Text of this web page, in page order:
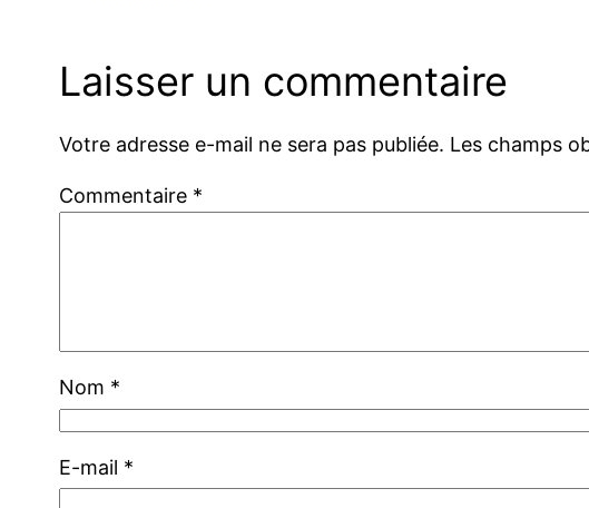
Laisser un commentaire
Votre adresse e-mail ne sera pas publiée. Les champs
Commentaire *
Nom *
E-mail *